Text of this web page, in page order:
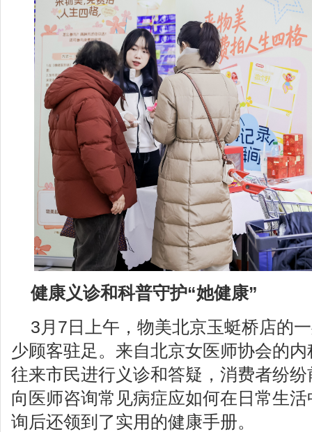
健康义诊和科普守护“她健康”
3月7日上午，物美北京玉蜓桥店的
少顾客驻足。来自北京女医师协会的
往来市民进行义诊和答疑，消费者纷
向医师咨询常见病症应如何在日常生
询后还领到了实用的健康手册。